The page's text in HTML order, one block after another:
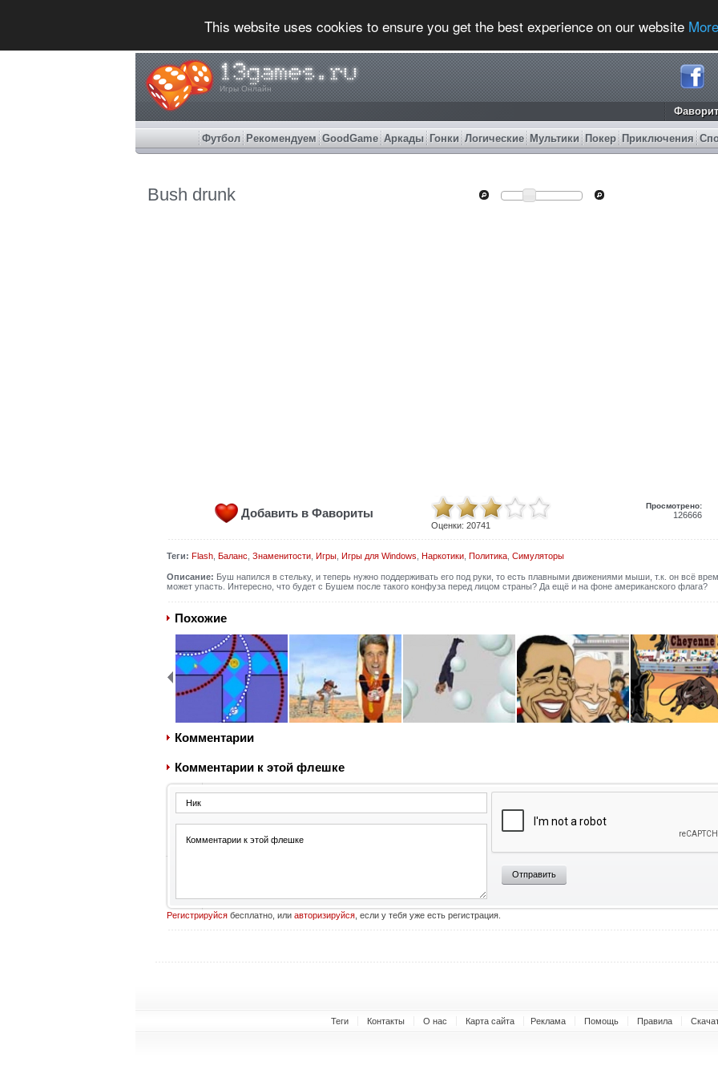
This website uses cookies to ensure you get the best experience on our website
Игры Онлайн
Футбол Рекомендуем GoodGame Аркады Гонки Логические Мультики Покер Приключения
Bush drunk
Добавить в Фавориты
Оценки: 20741
Просмотрено:
126666
Теги: Flash, Баланс Знаменитости, Игры, Игры для Windows Наркотики, Политика, Симуляторы
Описание: Буш напился в стельку, и теперь нужно поддерживать его под руки, то есть плавными движениями мыши, т.к. он всё
может упасть. Интересно, что будет с Бушем после такого конфуза перед лицом страны? Да ещё и на фоне американского флага?
Похожие
Комментарии
Комментарии к этой флешке
Отправить
Регистрируйсябесплатно, или авторизируйся, если у тебя уже есть регистрация.
Теги Контакты О нас Карта сайта Реклама Помощь Правила